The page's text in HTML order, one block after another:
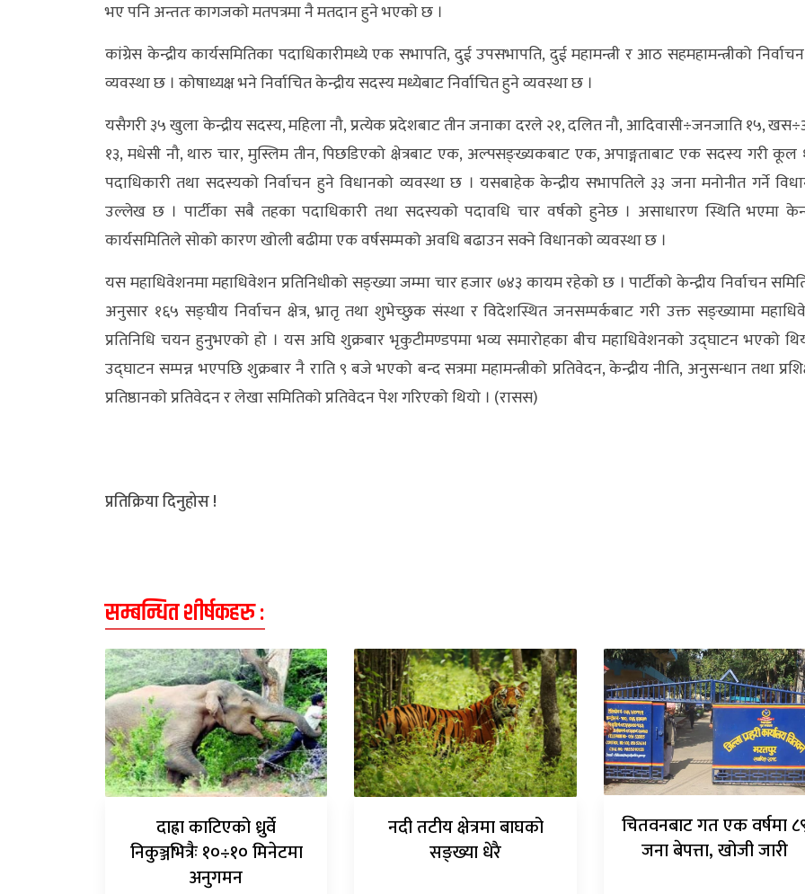
भए पनि अन्ततः कागजको मतपत्रमा नै मतदान हुने भएको छ ।
कांग्रेस केन्द्रीय कार्यसमितिका पदाधिकारीमध्ये एक सभापति, दुई उपसभापति, दुई महामन्त्री र आठ सहमहामन्त्रीको
व्यवस्था छ । कोषाध्यक्ष भने निर्वाचित केन्द्रीय सदस्य मध्येबाट निर्वाचित हुने व्यवस्था छ ।
यसैगरी ३५ खुला केन्द्रीय सदस्य, महिला नौ, प्रत्येक प्रदेशबाट तीन जनाका दरले २१, दलित नौ, आदिवासी÷जनजाति १५,
१३, मधेसी नौ, थारु चार, मुस्लिम तीन, पिछडिएको क्षेत्रबाट एक, अल्पसङ्ख्यकबाट एक, अपाङ्गताबाट एक सदस्य गरी कूल
पदाधिकारी तथा सदस्यको निर्वाचन हुने विधानको व्यवस्था छ । यसबाहेक केन्द्रीय सभापतिले ३३ जना मनोनीत गर्ने
उल्लेख छ । पार्टीका सबै तहका पदाधिकारी तथा सदस्यको पदावधि चार वर्षको हुनेछ । असाधारण स्थिति भएमा
कार्यसमितिले सोको कारण खोली बढीमा एक वर्षसम्मको अवधि बढाउन सक्ने विधानको व्यवस्था छ ।
यस महाधिवेशनमा महाधिवेशन प्रतिनिधीको सङ्ख्या जम्मा चार हजार ७४३ कायम रहेको छ । पार्टीको केन्द्रीय निर्वाचन
अनुसार १६५ सङ्घीय निर्वाचन क्षेत्र, भ्रातृ तथा शुभेच्छुक संस्था र विदेशस्थित जनसम्पर्कबाट गरी उक्त सङ्ख्यामा
प्रतिनिधि चयन हुनुभएको हो । यस अघि शुक्रबार भृकुटीमण्डपमा भव्य समारोहका बीच महाधिवेशनको उद्घाटन भएको
उद्घाटन सम्पन्न भएपछि शुक्रबार नै राति ९ बजे भएको बन्द सत्रमा महामन्त्रीको प्रतिवेदन, केन्द्रीय नीति, अनुसन्धान तथा
प्रतिष्ठानको प्रतिवेदन र लेखा समितिको प्रतिवेदन पेश गरिएको थियो । (रासस)
प्रतिक्रिया दिनुहोस !
सम्बन्धित शीर्षकहरु :
दाह्रा काटिएको ध्रुर्वे
निकुञ्जभित्रैः १०÷१० मिनेटमा
अनुगमन
नदी तटीय क्षेत्रमा बाघको
सङ्ख्या धेरै
चितवनबाट गत एक वर्षमा
जना बेपत्ता, खोजी जारी